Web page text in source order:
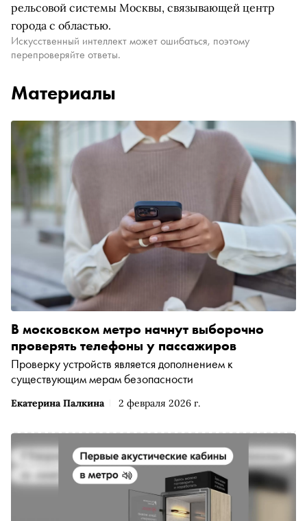
рельсовой системы Москвы, связывающей центр
города с областью.
Искусственный интеллект может ошибаться, поэтому
перепроверяйте ответы.
Материалы
Екатерина Палкина 2 февраля 2026 г.
В московском метро начнут выборочно
проверять телефоны у пассажиров
Проверку устройств является дополнением к
существующим мерам безопасности